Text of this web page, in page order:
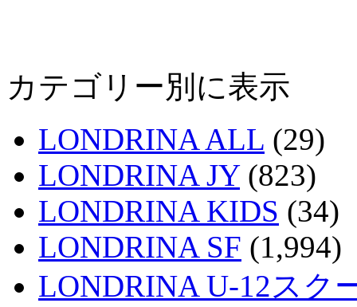
カテゴリー別に表示
LONDRINA ALL (29)
LONDRINA JY(823)
LONDRINA KIDS (34)
LONDRINA SF (1,994)
LONDRINA U-12スク